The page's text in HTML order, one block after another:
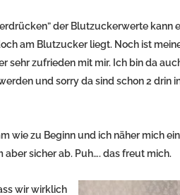
der Blutzuckerwerte kann
am Blutzucker liegt. Noch ist
sehr zufrieden mit mir. Ich bin da
und sorry da sind schon 2 drin
wie zu Beginn und ich näher mich
sicher ab. Puh…. das freut mich.
wir wirklich